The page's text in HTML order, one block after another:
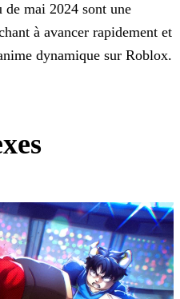
de mai 2024 sont une
à avancer rapidement et
dynamique sur Roblox.